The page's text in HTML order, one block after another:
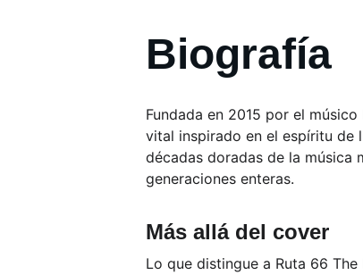
Biografía
Fundada en 2015 por el músico
vital inspirado en el espíritu de
décadas doradas de la
generaciones enteras.
Más allá del cover
Lo que distingue a Ruta 66